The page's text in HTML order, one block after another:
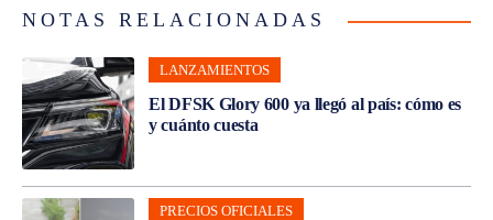
NOTAS RELACIONADAS
LANZAMIENTOS
El DFSK Glory 600 ya llegó al país: cómo es
y cuánto cuesta
PRECIOS OFICIALES